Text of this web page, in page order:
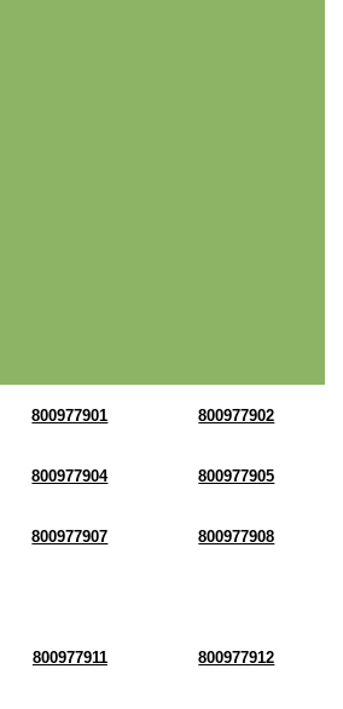
800977901 800977902
800977904 800977905
800977907 800977908
800977911 800977912